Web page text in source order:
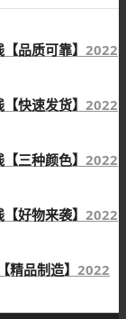
品质可靠】 2022
快速发货】 2022
三种颜色】 2022
好物来袭】 2022
品制造】 2022